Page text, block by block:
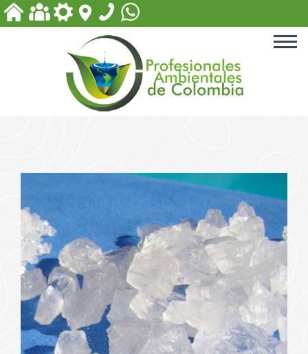
ACCESORIOS PARA PISCINA
EQUIPOS PARA PLANTAS
DE TRATAMIENTO
PRODUCTOS PARA PISCINAS